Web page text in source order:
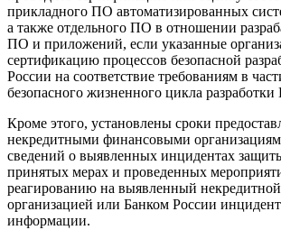
прикладного ПО автоматизированных
а также отдельного ПО в отношении
ПО и приложений, если указанные
сертификацию процессов безопасной
России на соответствие требованиям в
безопасного жизненного цикла
Кроме этого, установлены сроки
некредитными финансовыми
сведений о выявленных инцидентах
принятых мерах и проведенных
реагированию на выявленный
организацией или Банком России
информации.